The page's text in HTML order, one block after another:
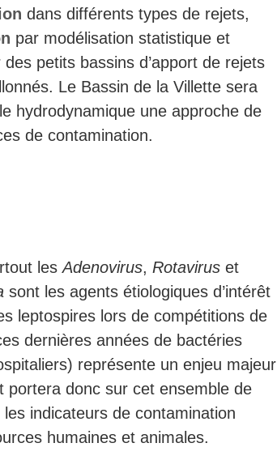
dans différents types de rejets,
par modélisation statistique et
petits bassins d’apport de rejets
Le Bassin de la Villette sera
hydrodynamique une approche de
de contamination.
lesAdenovirus, Rotavirus et
sont les agents étiologiques d’intérêt
leptospires lors de compétitions de
dernières années de bactéries
représente un enjeu majeur
portera donc sur cet ensemble de
indicateurs de contamination
humaines et animales.